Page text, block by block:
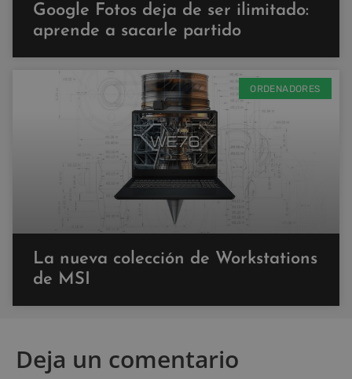
Google Fotos deja de ser ilimitado:
aprende a sacarle partido
ORDENADORES
La nueva colección de Workstations
de MSI
Deja un comentario